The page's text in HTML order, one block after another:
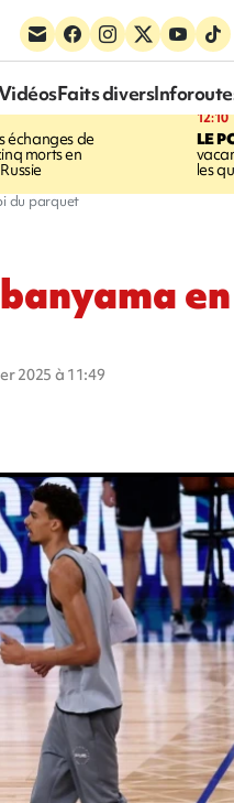
Faits divers
échanges de
morts en
12:10
LE
les
du parquet
en
2025 à 11:49